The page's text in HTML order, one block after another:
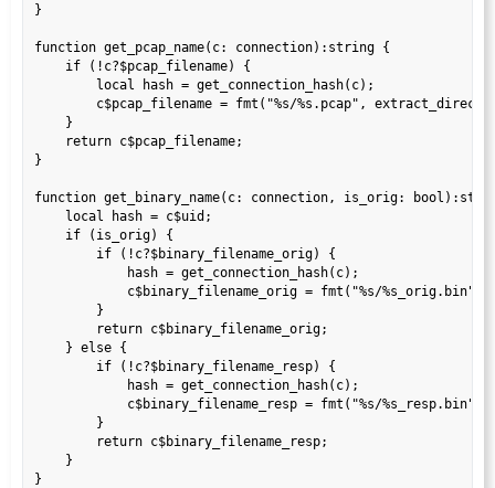
}
function get_pcap_name(c: connection):string {
    if (!c?$pcap_filename) {
        local hash = get_connection_hash(c);
c$pcap_filename = fmt("%s/%s.pcap",
    }
    return c$pcap_filename;
}
function get_binary_name(c: connection, is_orig:
    local hash = c$uid;
    if (is_orig) {
        if (!c?$binary_filename_orig) {
            hash = get_connection_hash(c);
c$binary_filename_orig = fmt("%s/%s_orig.bin",
        }
        return c$binary_filename_orig;
    } else {
        if (!c?$binary_filename_resp) {
            hash = get_connection_hash(c);
c$binary_filename_resp = fmt("%s/%s_resp.bin",
        }
        return c$binary_filename_resp;
    }
}